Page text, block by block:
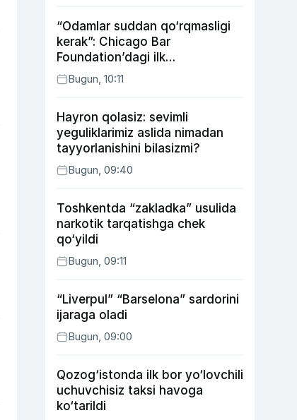
“Odamlar suddan qo‘rqmasligi
kerak”: Chicago Bar
Foundation’dagi ilk
o‘zbekistonlik Go‘zal
Abduaxatova
Bugun, 10:11
Hayron qolasiz: sevimli
yeguliklarimiz aslida nimadan
tayyorlanishini bilasizmi?
Bugun, 09:40
Toshkentda “zakladka” usulida
narkotik tarqatishga chek
qo‘yildi
Bugun, 09:11
“Liverpul” “Barselona” sardorini
ijaraga oladi
Bugun, 09:00
Qozog‘istonda ilk bor yo‘lovchili
uchuvchisiz taksi havoga
ko‘tarildi